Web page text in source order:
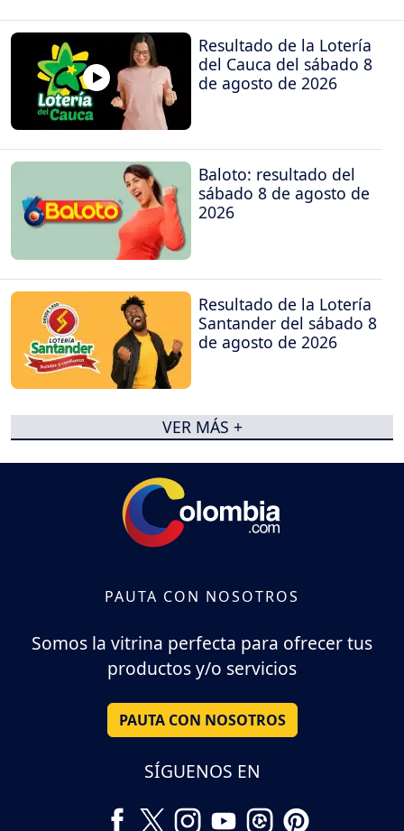
Resultado de la Lotería
del Cauca del sábado 8
de agosto de 2026
Baloto: resultado del
sábado 8 de agosto de
2026
Resultado de la Lotería
Santander del sábado 8
de agosto de 2026
VER MÁS +
PAUTA CON NOSOTROS
Somos la vitrina perfecta para ofrecer tus
productos y/o servicios
PAUTA CON NOSOTROS
SÍGUENOS EN